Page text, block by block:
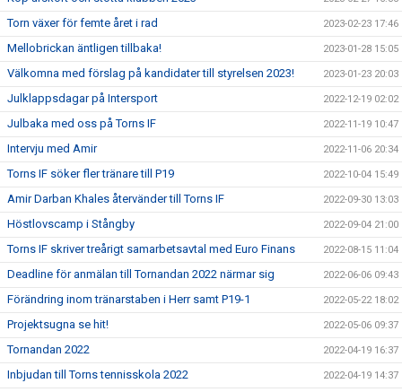
Torn växer för femte året i rad 2023-02-23 17:46
Mellobrickan äntligen tillbaka! 2023-01-28 15:05
Välkomna med förslag på kandidater till styrelsen 2023! 2023-01-23 20:03
Julklappsdagar på Intersport 2022-12-19 02:02
Julbaka med oss på Torns IF 2022-11-19 10:47
Intervju med Amir 2022-11-06 20:34
Torns IF söker fler tränare till P19 2022-10-04 15:49
Amir Darban Khales återvänder till Torns IF 2022-09-30 13:03
Höstlovscamp i Stångby 2022-09-04 21:00
Torns IF skriver treårigt samarbetsavtal med Euro Finans 2022-08-15 11:04
Deadline för anmälan till Tornandan 2022 närmar sig 2022-06-06 09:43
Förändring inom tränarstaben i Herr samt P19-1 2022-05-22 18:02
Projektsugna se hit! 2022-05-06 09:37
Tornandan 2022 2022-04-19 16:37
Inbjudan till Torns tennisskola 2022 2022-04-19 14:37